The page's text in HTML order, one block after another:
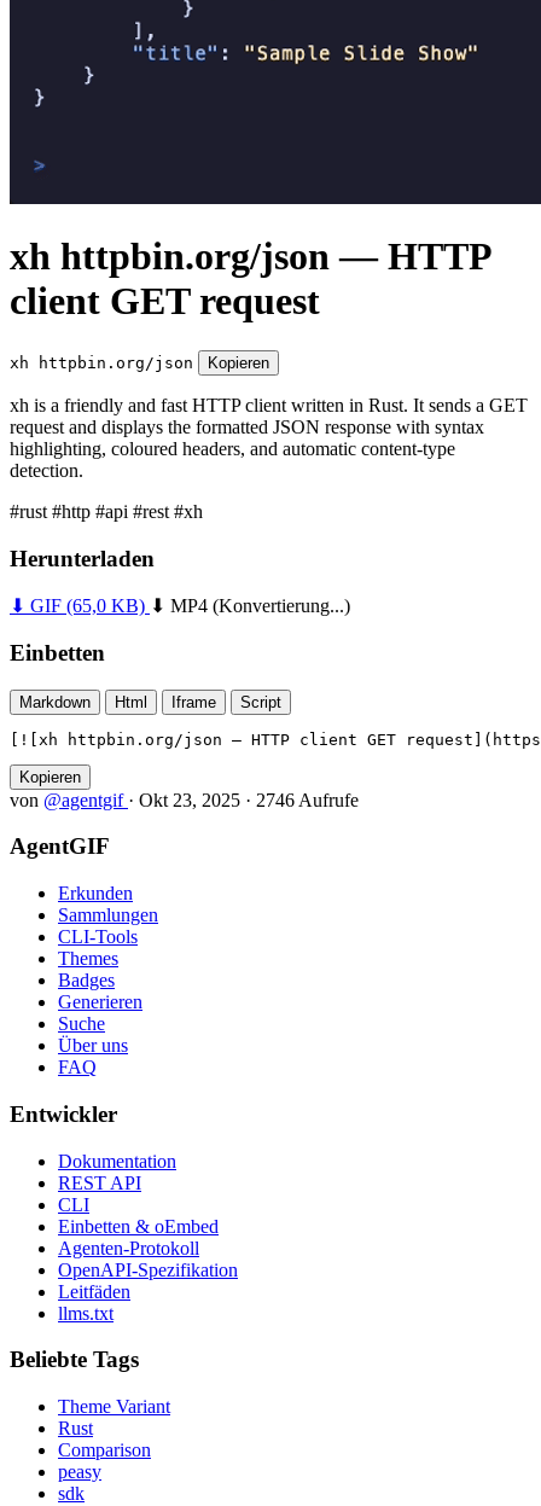
xh httpbin.org/json — HTTP
client GET request
xh httpbin.org/json Kopieren
xh is a friendly and fast HTTP client written in Rust. It sends a GET
request and displays the formatted JSON response with syntax
highlighting, coloured headers, and automatic content-type
detection.
#rust #http #api #rest #xh
Herunterladen
⬇ GIF (65,0 KB) ⬇ MP4 (Konvertierung...)
Einbetten
Markdown Html Iframe Script
[![xh httpbin.org/json — HTTP client GET
Kopieren
von @agentgif · Okt 23, 2025 · 2746 Aufrufe
AgentGIF
Erkunden
Sammlungen
CLI-Tools
Themes
Badges
Generieren
Suche
Über uns
FAQ
Entwickler
Dokumentation
REST API
CLI
Einbetten & oEmbed
Agenten-Protokoll
OpenAPI-Spezifikation
Leitfäden
llms.txt
Beliebte Tags
Theme Variant
Rust
Comparison
peasy
sdk